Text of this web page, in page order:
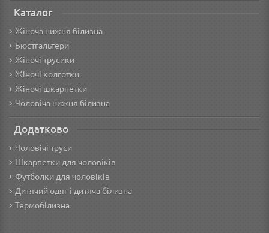
Каталог
Жіноча нижня білизна
Бюстгальтери
Жіночі трусики
Жіночі колготки
Жіночі шкарпетки
Чоловіча нижня білизна
Додатково
Чоловічі труси
Шкарпетки для чоловіків
Футболки для чоловіків
Дитячий одяг і дитяча білизна
Термобілизна